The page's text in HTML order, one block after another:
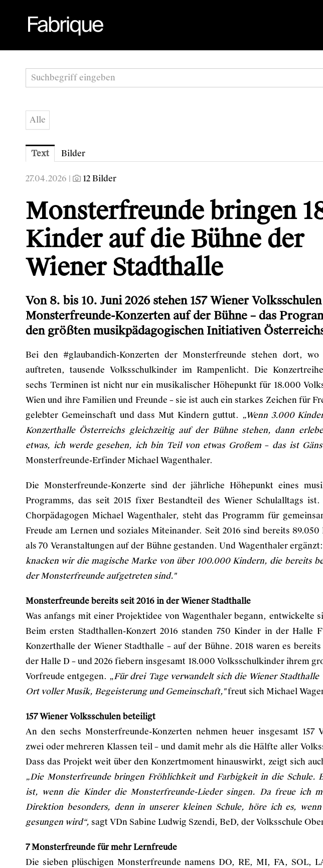
Alle
Text Bilder
27.04.2026 | 12 Bilder
Monsterfreunde bringen
Kinder auf die Bühne der
Wiener Stadthalle
Von 8. bis 10. Juni 2026 stehen 157 Wiener
Monsterfreunde-Konzerten auf der Bühne – das
den größten musikpädagogischen Initiativen
Bei den #glaubandich-Konzerten der Monsterfreunde stehen dort, wo
auftreten, tausende Volksschulkinder im Rampenlicht. Die
sechs Terminen ist nicht nur ein musikalischer Höhepunkt für 18.000
Wien und ihre Familien und Freunde – sie ist auch ein starkes Zeichen für
gelebter Gemeinschaft und dass Mut Kindern guttut. „Wenn 3.000
Konzerthalle Österreichs gleichzeitig auf der Bühne stehen, dann
etwas, ich werde gesehen, ich bin Teil von etwas Großem – das ist
Monsterfreunde-Erfinder Michael Wagenthaler.
Die Monsterfreunde-Konzerte sind der jährliche Höhepunkt eines
Programms, das seit 2015 fixer Bestandteil des Wiener Schulalltags
Chorpädagogen Michael Wagenthaler, steht das Programm für
Freude am Lernen und soziales Miteinander. Seit 2016 sind bereits
als 70 Veranstaltungen auf der Bühne gestanden. Und Wagenthaler
knacken wir die magische Marke von über 100.000 Kindern, die bereits
der Monsterfreunde aufgetreten sind."
Monsterfreunde bereits seit 2016 in der Wiener Stadthalle
Was anfangs mit einer Projektidee von Wagenthaler begann, entwickelte
Beim ersten Stadthallen-Konzert 2016 standen 750 Kinder in der Halle
Konzerthalle der Wiener Stadthalle – auf der Bühne. 2018 waren es
der Halle D – und 2026 fiebern insgesamt 18.000 Volksschulkinder ihrem
Vorfreude entgegen. „Für drei Tage verwandelt sich die Wiener Stadthalle
Ort voller Musik, Begeisterung und Gemeinschaft,"freut sich Michael
157 Wiener Volksschulen beteiligt
An den sechs Monsterfreunde-Konzerten nehmen heuer insgesamt 157
zwei oder mehreren Klassen teil – und damit mehr als die Hälfte aller
Dass das Projekt weit über den Konzertmoment hinauswirkt, zeigt sich
„Die Monsterfreunde bringen Fröhlichkeit und Farbigkeit in die Schule.
ist, wenn die Kinder die Monsterfreunde-Lieder singen. Da freue ich
Direktion besonders, denn in unserer kleinen Schule, höre ich es,
gesungen wird“, sagt VDn Sabine Ludwig Szendi, BeD, der Volksschule
7 Monsterfreunde für mehr Lernfreude
Die sieben plüschigen Monsterfreunde namens DO, RE, MI, FA, SOL,